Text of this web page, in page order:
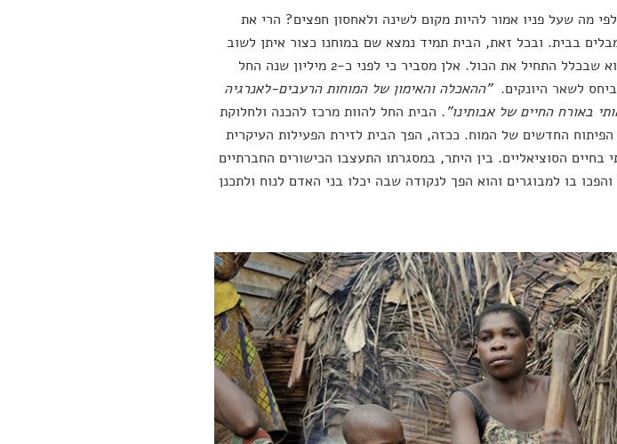
מה שעל פניו אמור להיות מקום לשינה ולאחסון חפצים? הרי את
בבית. ובכל זאת, הבית תמיד נמצא שם במוחנו כצור איתן לשוב
ולהתרפק בצלו. באופן משעשע, המוח הוא שבכלל התחיל את הכול. אלן מסביר כי לפני כ-2 מיליון שנה החל
לשאר היונקים."ההאכלה והאימון של המוחות הרעבים-לאנרגיה
באורח החיים של אבותינו". הבית החל להוות מרכז להכנה ולחלוקת
החדשים של המוח. ככזה, הפך הבית לזירת הפעילות העיקרית
הסוציאליים. בין היתר, במסגרתו התעצבו הכישורים החברתיים
בו למבוגרים והוא הפך לנקודה שבה יכלו בני האדם לנוח ולתכנן